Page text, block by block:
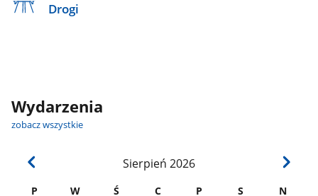
Drogi
Wydarzenia
zobacz wszystkie
Sierpień 2026
P W Ś C P S N